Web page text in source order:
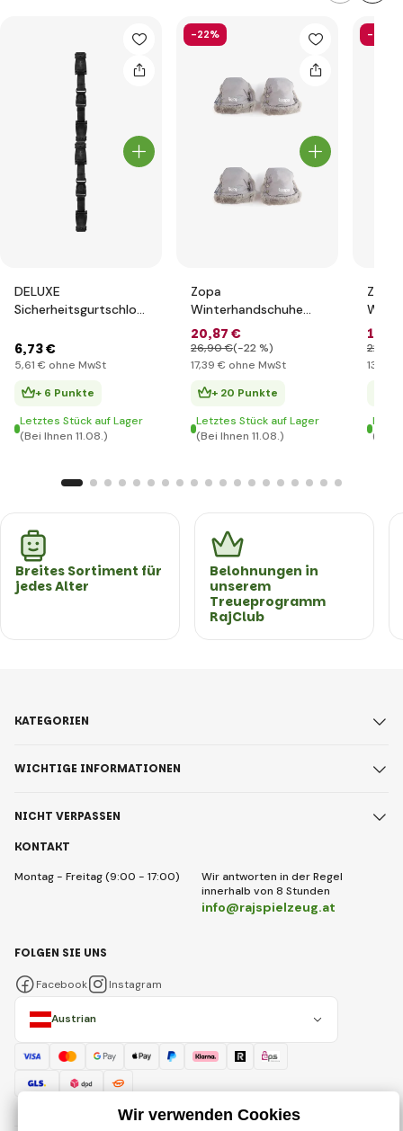
DELUXE
Sicherheitsgurtschloss
Schwarz
6,73 €
5,61 € ohne MwSt
+ 6 Punkte
Letztes Stück auf Lager
(Bei Ihnen 11.08.)
-22%
Zopa
Winterhandschuhe
Fluffy, Foggy Grey
20,87 €
26,90 €(-22 %)
17,39 € ohne MwSt
+ 20 Punkte
Letztes Stück auf Lager
(Bei Ihnen 11.08.)
-26%
Zopa
Grau
16
22
13
(Bei
Breites Sortiment für
jedes Alter
Belohnungen in
unserem
Treueprogramm
RajClub
KONTAKT
Montag - Freitag (9:00 - 17:00)
Wir antworten in der Regel
innerhalb von 8 Stunden
info@rajspielzeug.at
KATEGORIEN
WICHTIGE INFORMATIONEN
NICHT VERPASSEN
Austrian
FOLGEN SIE UNS
Facebook Instagram